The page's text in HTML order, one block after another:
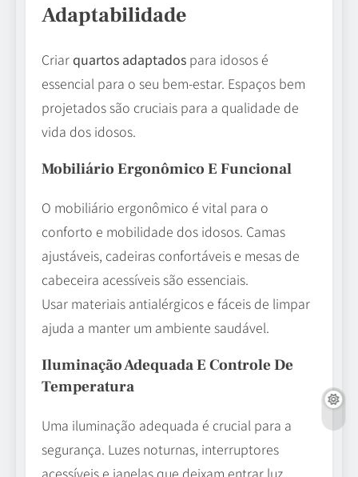
Adaptabilidade
Criarquartos adaptados para idosos é
essencial para o seu bem-estar. Espaços bem
projetados são cruciais para a qualidade de
vida dos idosos.
Mobiliário Ergonômico E Funcional
O mobiliário ergonômico é vital para o
conforto e mobilidade dos idosos. Camas
ajustáveis, cadeiras confortáveis e mesas de
cabeceira acessíveis são essenciais.
Usar materiais antialérgicos e fáceis de limpar
ajuda a manter um ambiente saudável.
Iluminação Adequada E Controle De
Temperatura
Uma iluminação adequada é crucial para a
segurança. Luzes noturnas, interruptores